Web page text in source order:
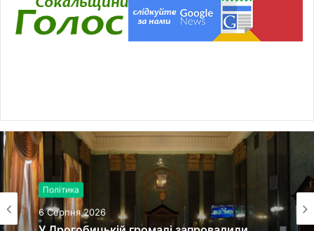
Політика
6 Серпня 2026
Право, кримінал
6 Серпня 2026